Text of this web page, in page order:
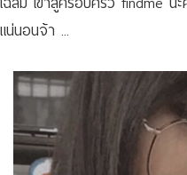
แน่นอนจ้า ...